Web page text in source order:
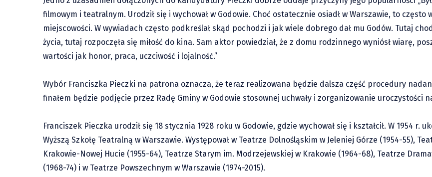
filmowym i teatralnym. Urodził się i wychował w Godowie. Choć ostatecznie osiadł w Warszawie, to często
miejscowości. W wywiadach często podkreślał skąd pochodzi i jak wiele dobrego dał mu Godów. Tutaj
życia, tutaj rozpoczęła się miłość do kina. Sam aktor powiedział, że z domu rodzinnego wyniósł wiarę,
wartości jak honor, praca, uczciwość i lojalność.”
Wybór Franciszka Pieczki na patrona oznacza, że teraz realizowana będzie dalsza część procedury
finałem będzie podjęcie przez Radę Gminy w Godowie stosownej uchwały i zorganizowanie uroczystości
Franciszek Pieczka urodził się 18 stycznia 1928 roku w Godowie, gdzie wychował się i kształcił. W 1954 r.
Wyższą Szkołę Teatralną w Warszawie. Występował w Teatrze Dolnośląskim w Jeleniej Górze (1954-55),
Krakowie-Nowej Hucie (1955-64), Teatrze Starym im. Modrzejewskiej w Krakowie (1964-68), Teatrze
(1968-74) i w Teatrze Powszechnym w Warszawie (1974-2015).